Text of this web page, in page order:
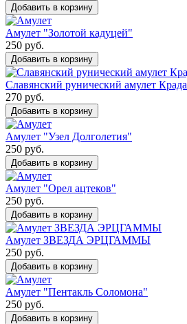
Добавить в корзину
Амулет "Золотой кадуцей"
250 руб.
Добавить в корзину
Славянский рунический амулет Крада
270 руб.
Добавить в корзину
Амулет "Узел Долголетия"
250 руб.
Добавить в корзину
Амулет "Орел ацтеков"
250 руб.
Добавить в корзину
Амулет ЗВЕЗДА ЭРЦГАММЫ
250 руб.
Добавить в корзину
Амулет "Пентакль Соломона"
250 руб.
Добавить в корзину